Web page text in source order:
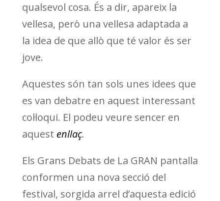
qualsevol cosa. És a dir, apareix la
vellesa, però una vellesa adaptada a
la idea de que allò que té valor és ser
jove.
Aquestes són tan sols unes idees que
es van debatre en aquest interessant
col·loqui. El podeu veure sencer en
aquest enllaç.
Els Grans Debats de La GRAN pantalla
conformen una nova secció del
festival, sorgida arrel d’aquesta edició